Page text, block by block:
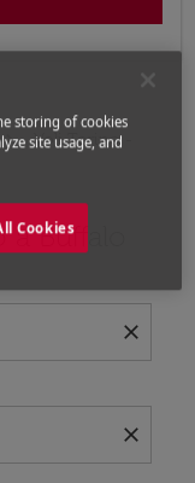
Voli Torino -
Buffalo
close
close
(origine e/o
storing of cookies
site usage, and
Cookies